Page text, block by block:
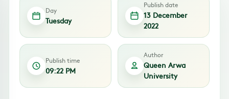
Day
Tuesday
Publish date
13 December
2022
Publish time
09:22 PM
Author
Queen Arwa
University